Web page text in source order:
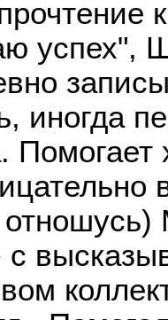
успех",
иногда